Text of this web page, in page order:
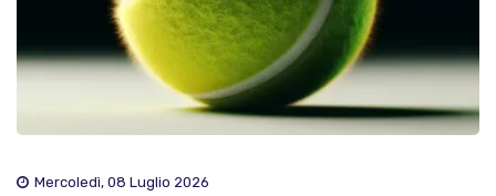
Mercoledì, 08 Luglio 2026